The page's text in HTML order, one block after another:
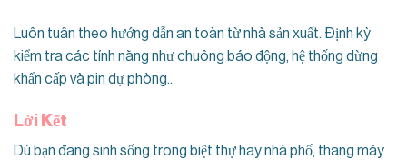
Luôn tuân theo hướng dẫn an toàn từ nhà sản xuất. Định kỳ
kiểm tra các tính năng như chuông báo động, hệ thống dừng
khẩn cấp và pin dự phòng..
Lời Kết
Dù bạn đang sinh sống trong biệt thự hay nhà phố, thang máy